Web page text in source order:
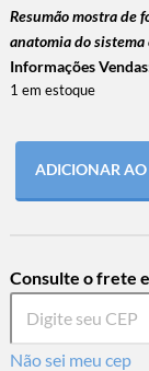
Resumão mostra de
anatomia do
Informações
1 em estoque
ADICIONAR
Consulte o frete
Não sei meu cep